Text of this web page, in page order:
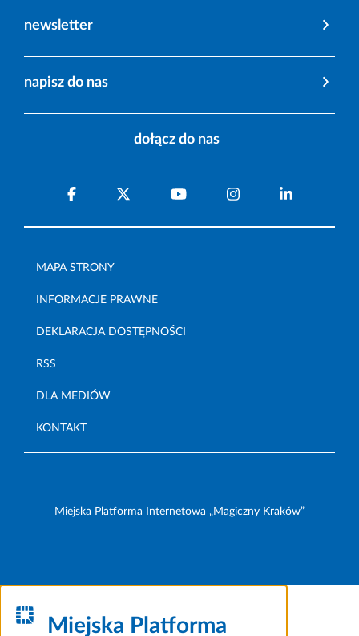
newsletter
napisz do nas
dołącz do nas
MAPA STRONY
INFORMACJE PRAWNE
DEKLARACJA DOSTĘPNOŚCI
RSS
DLA MEDIÓW
KONTAKT
Miejska Platforma Internetowa „Magiczny Kraków”
Miejska Platforma